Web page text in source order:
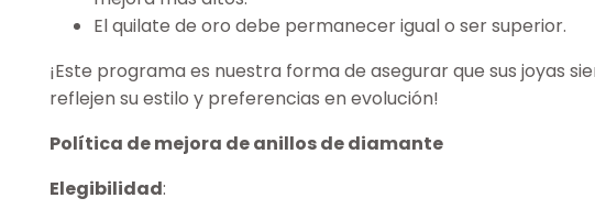
El quilate de oro debe permanecer igual o ser superior.
¡Este programa es nuestra forma de asegurar que sus joyas
reflejen su estilo y preferencias en evolución!
Política de mejora de anillos de diamante
Elegibilidad: